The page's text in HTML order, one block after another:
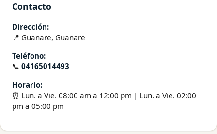
Contacto
Dirección:
📍 Guanare, Guanare
Teléfono:
📞 04165014493
Horario:
⏰ Lun. a Vie. 08:00 am a 12:00 pm | Lun. a Vie. 02:00
pm a 05:00 pm